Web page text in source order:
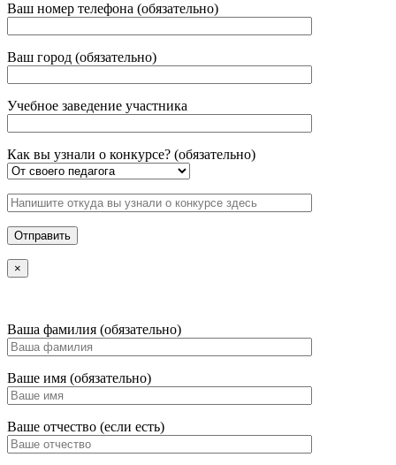
Ваш номер телефона (обязательно)
Ваш город (обязательно)
Учебное заведение участника
Как вы узнали о конкурсе? (обязательно)
×
Ваша фамилия (обязательно)
Ваше имя (обязательно)
Ваше отчество (если есть)